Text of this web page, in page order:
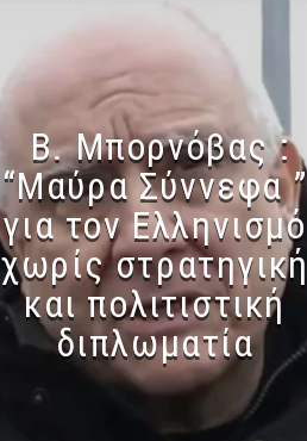
B. Μπορνόβας :
“Μαύρα Σύννεφα ”
για τον Ελληνισμό
χωρίς στρατηγική
και πολιτιστική
διπλωματία